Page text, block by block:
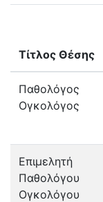
Τίτλος Θέσης
Παθολόγος
Ογκολόγος
Επιμελητή
Παθολόγου
Ογκολόγου